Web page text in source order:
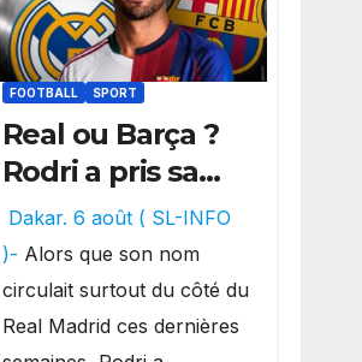
FOOTBALL SPORT
Real ou Barça ?
Rodri a pris sa
décision, un
choix qui
pourrait faire
grand bruit sur
Dakar. 6 août ( SL-INFO
)- Alors que son nom
circulait surtout du côté du
Real Madrid ces dernières